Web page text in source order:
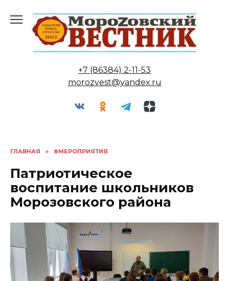
содержанию
+7 (86384) 2-11-53
morozvest@yandex.ru
ГЛАВНАЯ » #МЕРОПРИЯТИЯ
Патриотическое
воспитание школьников
Морозовского района